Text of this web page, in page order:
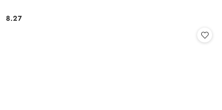
Cena:
8.27